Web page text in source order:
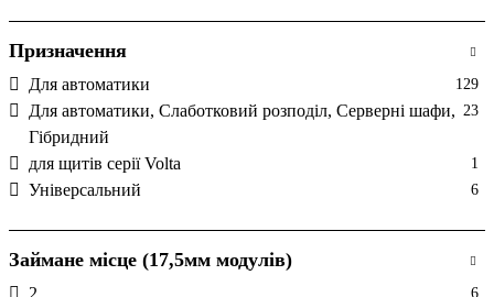
Призначення
Для автоматики 129
Для автоматики, Слаботковий розподіл, Серверні шафи,
Гібридний
23
для щитів серії Volta 1
Універсальний 6
Займане місце (17,5мм модулів)
2 6